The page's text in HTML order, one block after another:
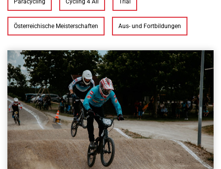
Paracycling Cycling 4 All Trial
Österreichische Meisterschaften Aus- und Fortbildungen